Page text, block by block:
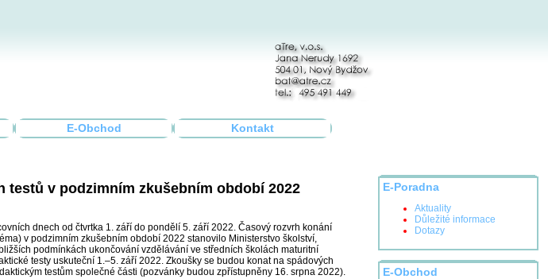
E-Obchod Kontakt
E-Poradna
Aktuality
Důležité informace
Dotazy
E-Obchod
v podzimním zkušebním období 2022
dnech od čtvrtka 1. září do pondělí 5. září 2022. Časový rozvrh konání
v podzimním zkušebním období 2022 stanovilo Ministerstvo školství,
podmínkách ukončování vzdělávání ve středních školách maturitní
testy uskuteční 1.–5. září 2022. Zkoušky se budou konat na spádových
testům společné části (pozvánky budou zpřístupněny 16. srpna 2022).